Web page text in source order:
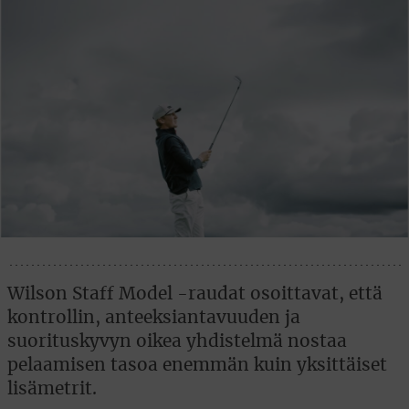
Wilson Staff Model -raudat osoittavat, että
kontrollin, anteeksiantavuuden ja
suorituskyvyn oikea yhdistelmä nostaa
pelaamisen tasoa enemmän kuin yksittäiset
lisämetrit.